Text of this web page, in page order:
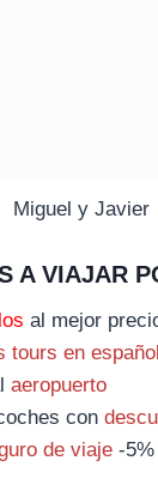
Miguel y Javier
A VIAJAR
al mejor
tours en español
aeropuerto
con
de viaje -5%